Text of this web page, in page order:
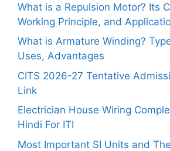
What is a Repulsion Motor? Its
Working Principle, and
What is Armature Winding?
Uses, Advantages
CITS 2026-27 Tentative
Link
Electrician House Wiring
Hindi For ITI
Most Important SI Units and